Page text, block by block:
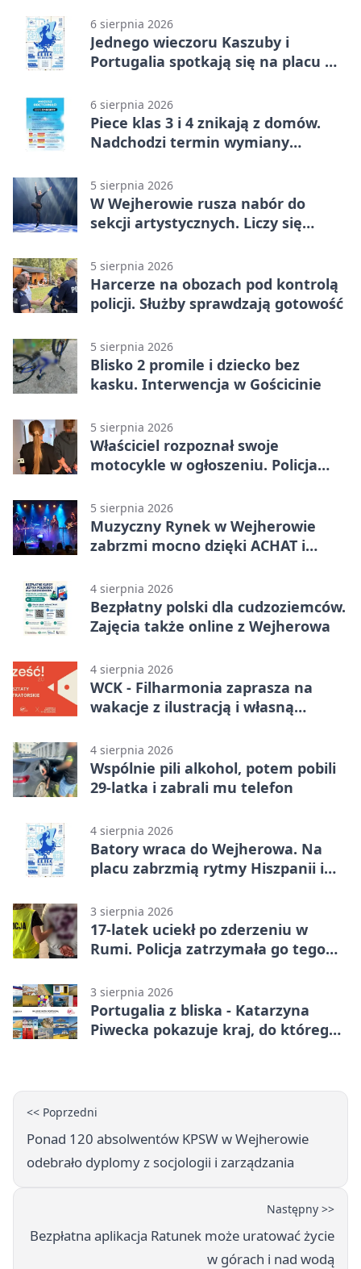
6 sierpnia 2026
Jednego wieczoru Kaszuby i
Portugalia spotkają się na placu w
6 sierpnia 2026
Piece klas 3 i 4 znikają z domów.
Nadchodzi termin wymiany
5 sierpnia 2026
W Wejherowie rusza nabór do
sekcji artystycznych. Liczy się
5 sierpnia 2026
Harcerze na obozach pod kontrolą
policji. Służby sprawdzają gotowość
5 sierpnia 2026
Blisko 2 promile i dziecko bez
kasku. Interwencja w Gościcinie
5 sierpnia 2026
Właściciel rozpoznał swoje
motocykle w ogłoszeniu. Policja
5 sierpnia 2026
Muzyczny Rynek w Wejherowie
zabrzmi mocno dzięki ACHAT i
4 sierpnia 2026
Bezpłatny polski dla cudzoziemców.
Zajęcia także online z Wejherowa
4 sierpnia 2026
WCK - Filharmonia zaprasza na
wakacje z ilustracją i własną
4 sierpnia 2026
Wspólnie pili alkohol, potem pobili
29-latka i zabrali mu telefon
4 sierpnia 2026
Batory wraca do Wejherowa. Na
placu zabrzmią rytmy Hiszpanii i
3 sierpnia 2026
17-latek uciekł po zderzeniu w
Rumi. Policja zatrzymała go tego
3 sierpnia 2026
Portugalia z bliska - Katarzyna
Piwecka pokazuje kraj, do którego
<< Poprzedni
Ponad 120 absolwentów KPSW w Wejherowie
odebrało dyplomy z socjologii i zarządzania
Następny >>
Bezpłatna aplikacja Ratunek może uratować życie
w górach i nad wodą